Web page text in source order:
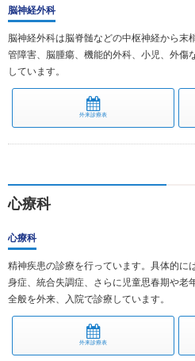
脳神経外科
脳神経外科は脳脊髄などの中枢神経から末
管障害、脳腫瘍、機能的外科、小児、外傷
しています。
外来診療表
心療科
心療科
精神疾患の診療を行っています。具体的に
身症、統合失調症、さらに児童思春期や老
全般を外来、入院で診療しています。
外来診療表